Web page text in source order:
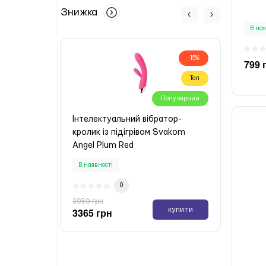
Знижка
-15%
Топ
Популярний
Інтелектуальний вібратор-
кролик із підігрівом Svakom
Angel Plum Red
В наявності
0
3959 грн
3365 грн купити
В
799